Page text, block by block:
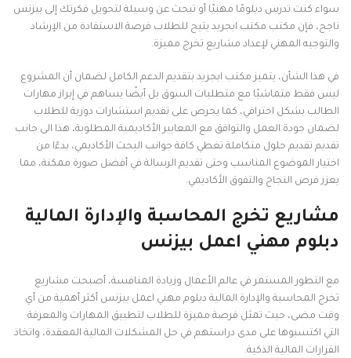
سواء كنت تدرس دبلومًا مهنيًا أو تبحث عن وسيلة لتحويل فكرتك إلى بيزنس
ناجح، فإن مكتب مكتب ابجريد يتيح للطلاب فرصة الاستفادة من الإرشاد
والتوجيه المهني لإعداد مشاريع تخرج مميزة.
في هذا الشأن، يتميز مكتب ابجريد بتقديم الدعم الكامل لضمان أن المشروع
ليس فقط متماشيًا مع متطلبات السوق بل أيضًا يساهم في إبراز مهارات
الطالب بشكل احترافي، كما يحرص على تقديم استشارات دورية للطلاب
لضمان جودة العمل والتوافق مع المعايير الأكاديمية المطلوبة، هذا الى جانب
تقديم تقديم حلول متكاملة تغطي كافة جوانب البحث الأكاديمي، بدءًا من
اختيار الموضوع المناسب وحتى تقديم الرسالة في أفضل صورة ممكنة، مما
يعزز فرص النجاح والتفوق الأكاديمي.
مشاريع تخرج المحاسبة والإدارة المالية
دبلوم مهني اعمل بيزنس
مع التطور المستمر في عالم الأعمال وزيادة المنافسة، أصبحت مشاريع
تخرج المحاسبة والإدارة المالية دبلوم مهني اعمل بيزنس أكثر أهمية من أي
وقت مضى، حيث تمثل فرصة مميزة للطلاب لتطبيق المهارات والمعرفة
التي اكتسبوها على مدى دراستهم في حل المشكلات المالية المعقدة، واتخاذ
القرارات المالية الذكية.